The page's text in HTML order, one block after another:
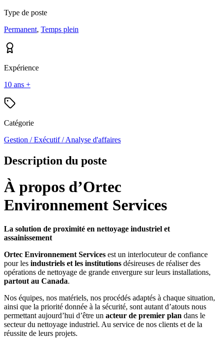
Type de poste
Permanent, Temps plein
Expérience
10 ans +
Catégorie
Gestion / Exécutif / Analyse d'affaires
Description du poste
À propos d’Ortec
Environnement Services
La solution de proximité en nettoyage industriel et
assainissement
Ortec Environnement Services est un interlocuteur de confiance
pour les industriels et les institutions désireuses de réaliser des
opérations de nettoyage de grande envergure sur leurs installations,
partout au Canada.
Nos équipes, nos matériels, nos procédés adaptés à chaque situation,
ainsi que la priorité donnée à la sécurité, sont autant d’atouts nous
permettant aujourd’hui d’être un acteur de premier plan dans le
secteur du nettoyage industriel. Au service de nos clients et de la
réussite de leurs projets.